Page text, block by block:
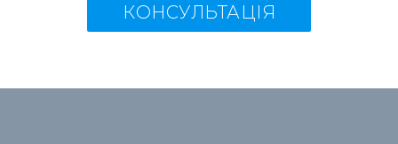
КОНСУЛЬТАЦІЯ